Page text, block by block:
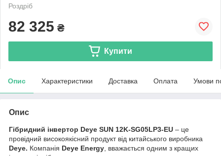
Роздріб
82 325 ₴
Купити
Опис Характеристики Доставка Оплата Умови
Опис
Гібридний інвертор Deye SUN 12K-SG05LP3-EU – це
провідний високоякісний продукт від китайського виробника
Deye. Компанія Deye Energy , вважається одним з кращих